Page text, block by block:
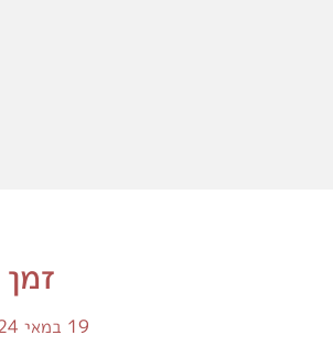
19 במאי 2024, 8:15 – 9:30